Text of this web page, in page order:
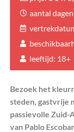
aantal
leeftijd: 18+
Bezoek het
steden, gastvrije
passievolle Zuid-
van Pablo